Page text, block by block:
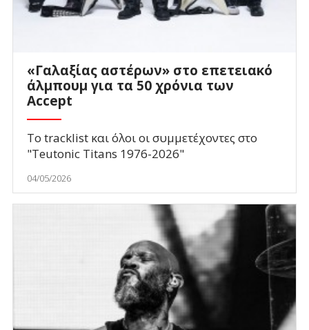
«Γαλαξίας αστέρων» στο επετειακό
άλμπουμ για τα 50 χρόνια των
Accept
Το tracklist και όλοι οι συμμετέχοντες στο
"Teutonic Titans 1976-2026"
04/05/2026